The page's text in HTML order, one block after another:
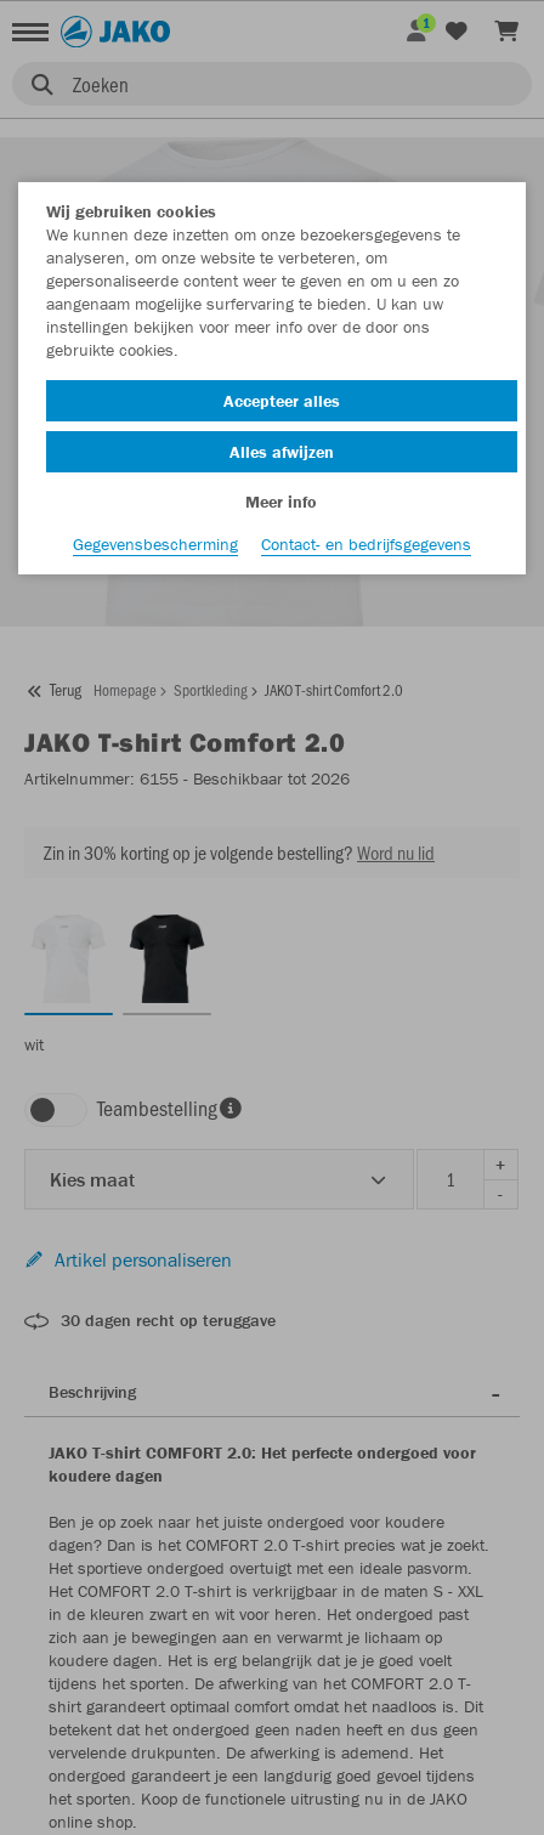
Zoeken
1
Terug Homepage Sportkleding JAKO T-shirt Comfort 2.0
JAKO T-shirt Comfort 2.0
Artikelnummer: 6155 - Beschikbaar tot 2026
Zin in 30% korting op je volgende bestelling?Word nu lid
wit
Teambestelling
Kies maat
+
-
Artikel personaliseren
30 dagen recht op teruggave
Beschrijving
JAKO T-shirt COMFORT 2.0: Het perfecte ondergoed voor
koudere dagen
Ben je op zoek naar het juiste ondergoed voor koudere
dagen? Dan is het COMFORT 2.0 T-shirt precies wat je zoekt.
Het sportieve ondergoed overtuigt met een ideale pasvorm.
Het COMFORT 2.0 T-shirt is verkrijgbaar in de maten S - XXL
in de kleuren zwart en wit voor heren. Het ondergoed past
zich aan je bewegingen aan en verwarmt je lichaam op
koudere dagen. Het is erg belangrijk dat je je goed voelt
tijdens het sporten. De afwerking van het COMFORT 2.0 T-
shirt garandeert optimaal comfort omdat het naadloos is. Dit
betekent dat het ondergoed geen naden heeft en dus geen
vervelende drukpunten. De afwerking is ademend. Het
ondergoed garandeert je een langdurig goed gevoel tijdens
het sporten. Koop de functionele uitrusting nu in de JAKO
online shop.
Wij gebruiken cookies
We kunnen deze inzetten om onze bezoekersgegevens te
analyseren, om onze website te verbeteren, om
gepersonaliseerde content weer te geven en om u een zo
aangenaam mogelijke surfervaring te bieden. U kan uw
instellingen bekijken voor meer info over de door ons
gebruikte cookies.
Accepteer alles
Alles afwijzen
Meer info
Gegevensbescherming
Contact- en bedrijfsgegevens